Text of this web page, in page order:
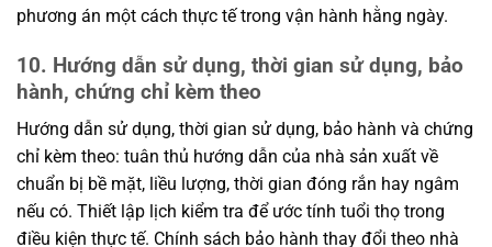
phương án một cách thực tế trong vận hành hằng ngày.
10. Hướng dẫn sử dụng, thời gian sử dụng, bảo
hành, chứng chỉ kèm theo
Hướng dẫn sử dụng, thời gian sử dụng, bảo hành và chứng
chỉ kèm theo: tuân thủ hướng dẫn của nhà sản xuất về
chuẩn bị bề mặt, liều lượng, thời gian đóng rắn hay ngâm
nếu có. Thiết lập lịch kiểm tra để ước tính tuổi thọ trong
điều kiện thực tế. Chính sách bảo hành thay đổi theo nhà